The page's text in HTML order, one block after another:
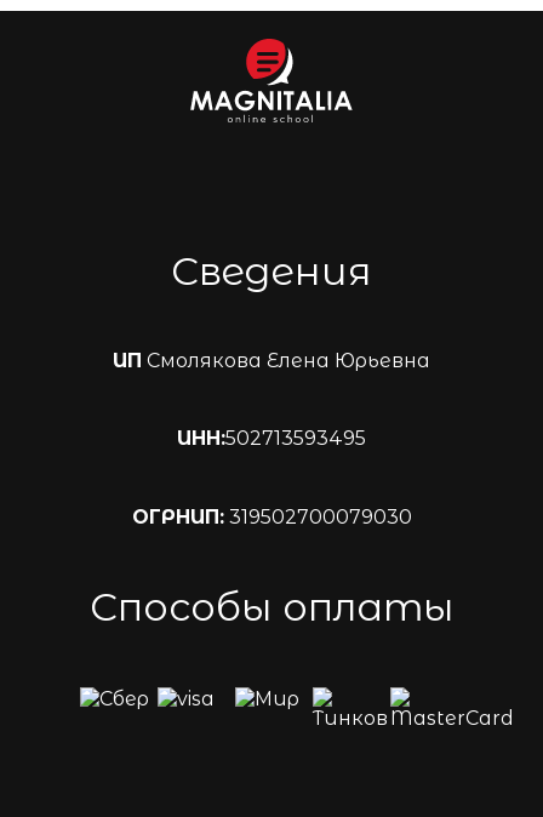
Сведения
ИП Смолякова Елена Юрьевна
ИНН:502713593495
ОГРНИП:319502700079030
Способы оплаты